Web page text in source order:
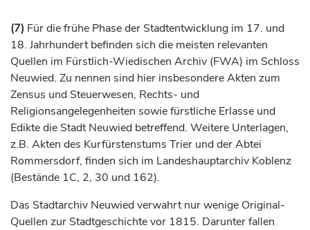
(7) Für die frühe Phase der Stadtentwicklung im 17. und
18. Jahrhundert befinden sich die meisten relevanten
Quellen im Fürstlich-Wiedischen Archiv (FWA) im Schloss
Neuwied. Zu nennen sind hier insbesondere Akten zum
Zensus und Steuerwesen, Rechts- und
Religionsangelegenheiten sowie fürstliche Erlasse und
Edikte die Stadt Neuwied betreffend. Weitere Unterlagen,
z.B. Akten des Kurfürstenstums Trier und der Abtei
Rommersdorf, finden sich im Landeshauptarchiv Koblenz
(Bestände 1C, 2, 30 und 162).
Das Stadtarchiv Neuwied verwahrt nur wenige Original-
Quellen zur Stadtgeschichte vor 1815. Darunter fallen